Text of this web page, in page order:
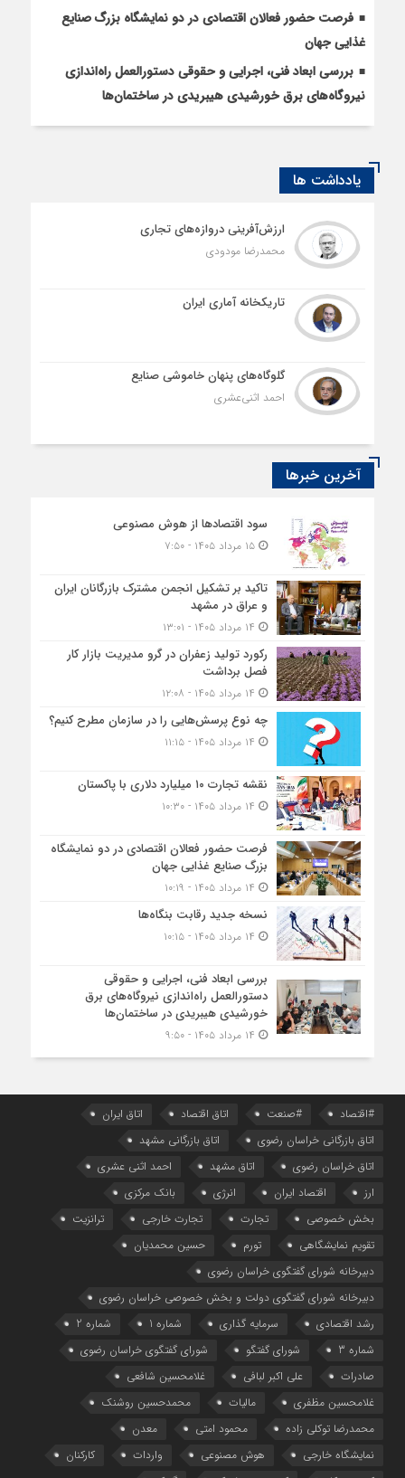
فرصت حضور فعالان اقتصادی در دو نمایشگاه بزرگ صنایع
غذایی جهان
بررسی ابعاد فنی، اجرایی و حقوقی دستورالعمل راه‌اندازی
نیروگاه‌های برق خورشیدی هیبریدی در ساختمان‌ها
یادداشت ها
ارزش‌آفرینی دروازه‌های تجاری
محمدرضا مودودی
تاریکخانه آماری ایران
گلوگاه‌های پنهان خاموشی صنایع
احمد اثنی‌عشری
آخرین خبرها
سود اقتصاد‌ها از هوش مصنوعی
۱۵ مرداد ۱۴۰۵ - ۷:۵۰
تاکید بر تشکیل انجمن مشترک بازرگانان ایران
و عراق در مشهد
رکورد تولید زعفران در گرو مدیریت بازار کار
فصل برداشت
چه نوع پرسش‌هایی را در سازمان مطرح کنیم؟
نقشه تجارت ۱۰‌ میلیارد دلاری با پاکستان
فرصت حضور فعالان اقتصادی در دو نمایشگاه
بزرگ صنایع غذایی جهان
نسخه جدید رقابت‌ بنگاه‌ها
بررسی ابعاد فنی، اجرایی و حقوقی
دستورالعمل راه‌اندازی نیروگاه‌های برق
خورشیدی هیبریدی در ساختمان‌ها
#اقتصاد #صنعت اتاق اقتصاد
اتاق ایران
اتاق بازرگانی خراسان رضوی
اتاق بازرگانی مشهد
اتاق خراسان رضوی
اتاق مشهد
احمد اثنی عشری
ارز
اقتصاد ایران انرژی
بانک مرکزی
بخش خصوصی
تجارت تجارت خارجی
ترانزیت
تقویم نمایشگاهی
تورم
حسین محمدیان
دبیرخانه شورای گفتگوی خراسان رضوی
دبیرخانه شورای گفتگوی دولت و بخش خصوصی خراسان رضوی
رشد اقتصادی
سرمایه گذاری شماره 1
شماره 2
شماره 3
شورای گفتگو
شورای گفتگوی خراسان رضوی
صادرات
علی اکبر لبافی
غلامحسین شافعی
غلامحسین مظفری
مالیات
محمدحسین روشنک
محمدرضا توکلی زاده
محمود امتی
معدن
نمایشگاه خارجی
هوش مصنوعی واردات
کارکنان